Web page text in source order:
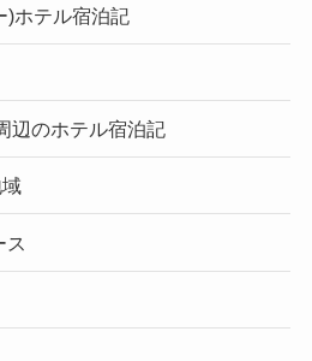
)ホテル宿泊記
辺のホテル宿泊記
ス